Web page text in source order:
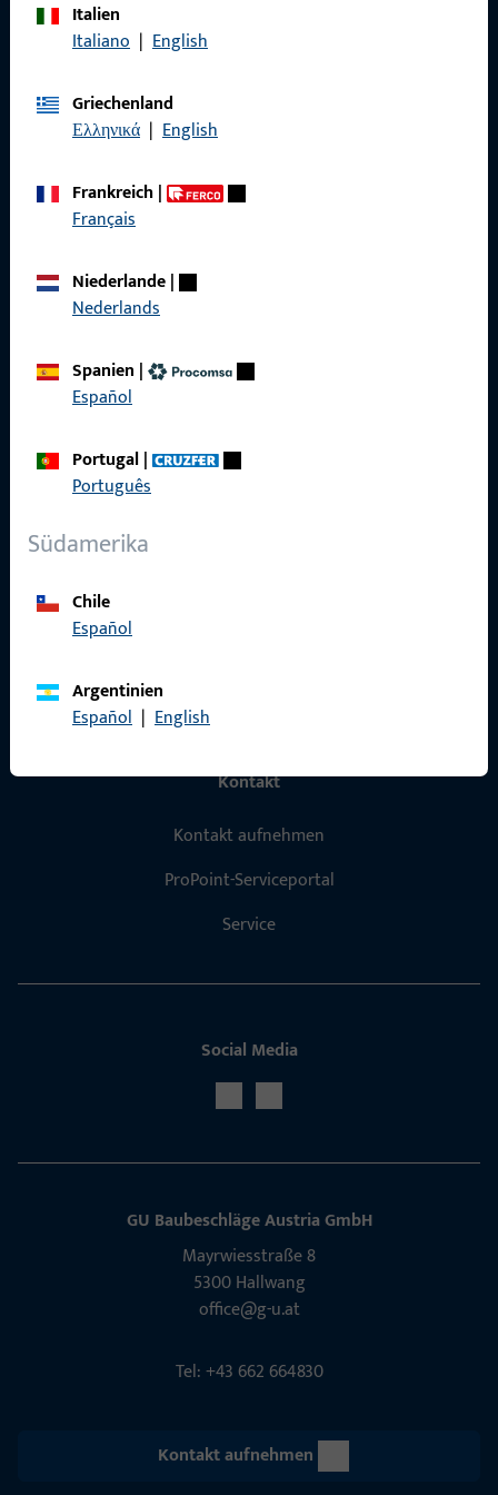
Rufen Sie uns an
Italien
Italiano | English
Griechenland
Ελληνικά | English
Frankreich|
Français
Niederlande|
Nederlands
Spanien |
Español
Portugal|
Português
Südamerika
Chile
Español
Argentinien
Español | English
Impressum
Produkte
Kontakt
Kontakt aufnehmen
ProPoint-Serviceportal
Service
Social Media
GU Baubeschläge Aus­tria GmbH
Mayrwies­straße 8
5300 Hall­wang
office@g-u.at
Tel: +43 662 664830
Kontakt aufnehmen